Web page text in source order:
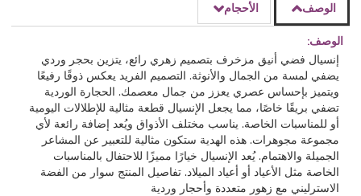
الوصف الأحجام
الوصف:
إنسيال فضي أنيق مزخرف بتصميم زهري رائع، يتزين بحجر وردي
يضفي لمسة من الجمال والأنوثة. التصميم الفريد يعكس ذوقًا رفيعًا
ويتميز بإحساس عصري يعزز من جمال معصمك. الحجارة الوردية
تضفي بريقًا خاصًا، مما يجعل الإنسيال قطعة مثالية للإطلالات اليومية
أو للمناسبات الخاصة. يناسب مختلف الأذواق ويُعد إضافة رائعة لأي
مجموعة مجوهرات. هذه الهدية ستكون مثالية للتعبير عن المشاعر
الجميلة والاهتمام. يُعد الإنسيال خيارًا مميزًا للاحتفال بالمناسبات
الخاصة مثل الأعياد أو أعياد الميلاد. تفاصيل المنتج سوار من الفضة
الاسترليني مع زهور متعددة وأحجار وردية